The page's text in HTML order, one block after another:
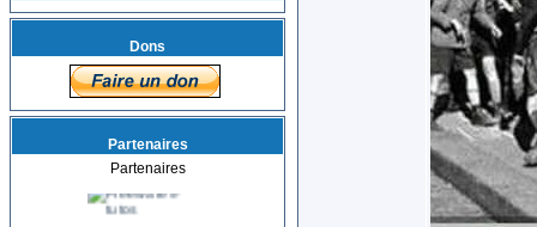
Dons
Partenaires
Partenaires